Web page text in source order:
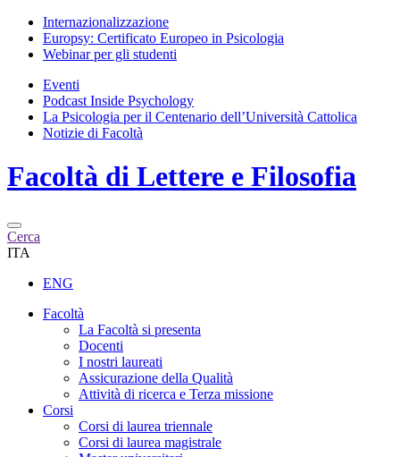
Internazionalizzazione
Europsy: Certificato Europeo in Psicologia
Webinar per gli studenti
Eventi
Podcast Inside Psychology
La Psicologia per il Centenario dell’Università Cattolica
Notizie di Facoltà
Facoltà di Lettere e Filosofia
Cerca
ITA
ENG
Facoltà
La Facoltà si presenta
Docenti
I nostri laureati
Assicurazione della Qualità
Attività di ricerca e Terza missione
Corsi
Corsi di laurea triennale
Corsi di laurea magistrale